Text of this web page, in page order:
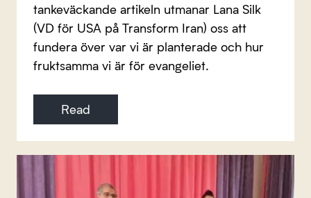
tankeväckande artikeln utmanar Lana Silk
(VD för USA på Transform Iran) oss att
fundera över var vi är planterade och hur
fruktsamma vi är för evangeliet.
Read